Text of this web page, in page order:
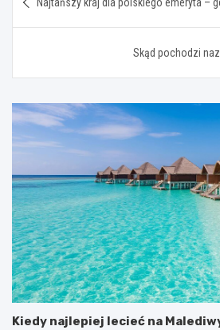
wpisu
Skąd pochodzi
Kiedy najlepiej lecieć na